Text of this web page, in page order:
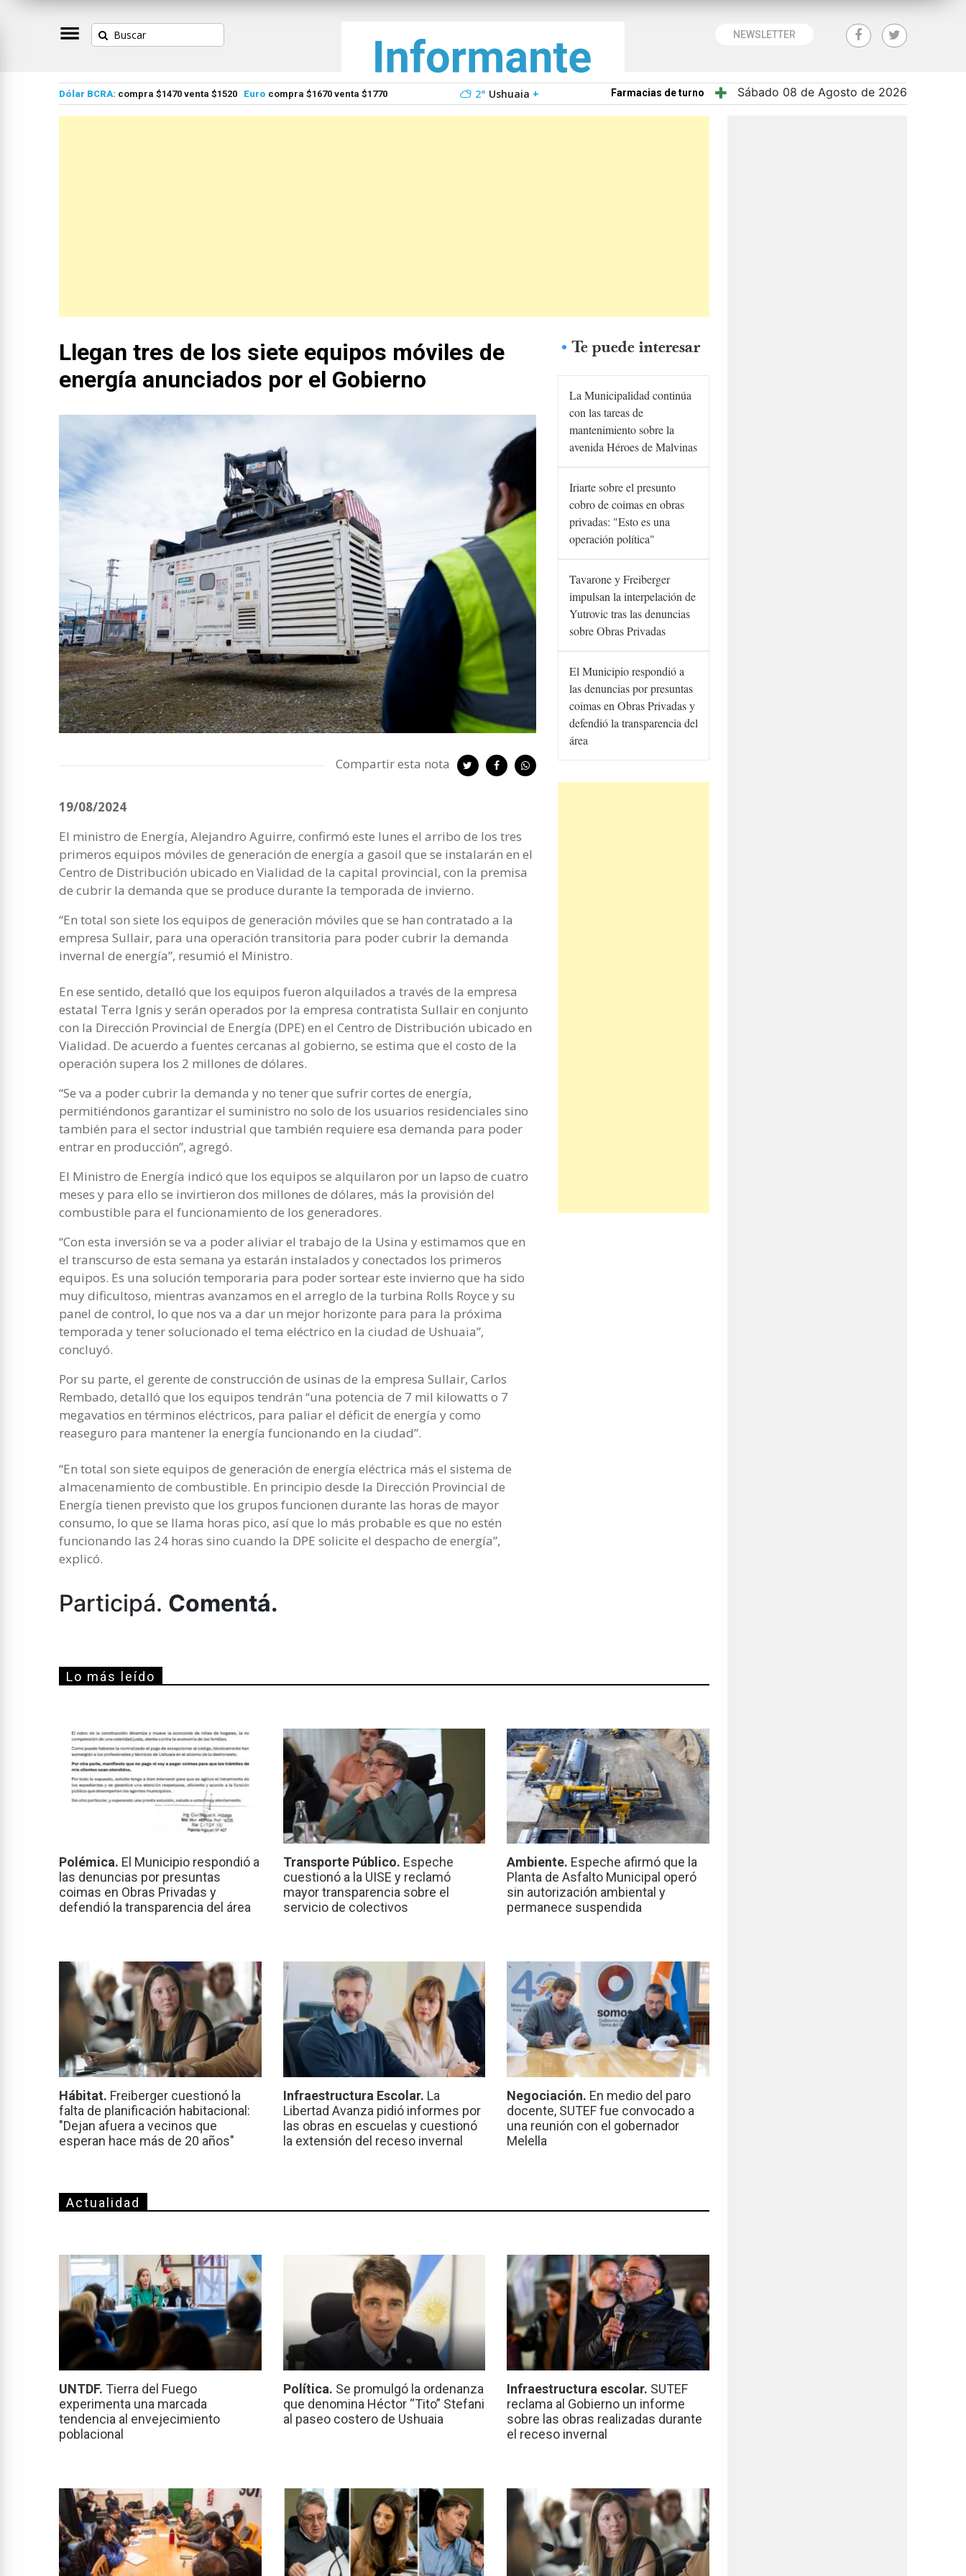
NEWSLETTER
Dólar BCRA: compra $1470 venta $1520 Euro compra $1670 venta $1770 2° Ushuaia + Farmacias de turno Sábado 08 de Agosto de 2026
Llegan tres de los siete equipos móviles de
energía anunciados por el Gobierno
Compartir esta nota
19/08/2024
El ministro de Energía, Alejandro Aguirre, confirmó este lunes el arribo de los tres
primeros equipos móviles de generación de energía a gasoil que se instalarán en el
Centro de Distribución ubicado en Vialidad de la capital provincial, con la premisa
de cubrir la demanda que se produce durante la temporada de invierno.
“En total son siete los equipos de generación móviles que se han contratado a la
empresa Sullair, para una operación transitoria para poder cubrir la demanda
invernal de energía”, resumió el Ministro.
En ese sentido, detalló que los equipos fueron alquilados a través de la empresa
estatal Terra Ignis y serán operados por la empresa contratista Sullair en conjunto
con la Dirección Provincial de Energía (DPE) en el Centro de Distribución ubicado en
Vialidad. De acuerdo a fuentes cercanas al gobierno, se estima que el costo de la
operación supera los 2 millones de dólares.
“Se va a poder cubrir la demanda y no tener que sufrir cortes de energía,
permitiéndonos garantizar el suministro no solo de los usuarios residenciales sino
también para el sector industrial que también requiere esa demanda para poder
entrar en producción”, agregó.
El Ministro de Energía indicó que los equipos se alquilaron por un lapso de cuatro
meses y para ello se invirtieron dos millones de dólares, más la provisión del
combustible para el funcionamiento de los generadores.
“Con esta inversión se va a poder aliviar el trabajo de la Usina y estimamos que en
el transcurso de esta semana ya estarán instalados y conectados los primeros
equipos. Es una solución temporaria para poder sortear este invierno que ha sido
muy dificultoso, mientras avanzamos en el arreglo de la turbina Rolls Royce y su
panel de control, lo que nos va a dar un mejor horizonte para para la próxima
temporada y tener solucionado el tema eléctrico en la ciudad de Ushuaia”,
concluyó.
Por su parte, el gerente de construcción de usinas de la empresa Sullair, Carlos
Rembado, detalló que los equipos tendrán “una potencia de 7 mil kilowatts o 7
megavatios en términos eléctricos, para paliar el déficit de energía y como
reaseguro para mantener la energía funcionando en la ciudad”.
“En total son siete equipos de generación de energía eléctrica más el sistema de
almacenamiento de combustible. En principio desde la Dirección Provincial de
Energía tienen previsto que los grupos funcionen durante las horas de mayor
consumo, lo que se llama horas pico, así que lo más probable es que no estén
funcionando las 24 horas sino cuando la DPE solicite el despacho de energía”,
explicó.
Te puede interesar
La Municipalidad continúa
con las tareas de
mantenimiento sobre la
avenida Héroes de Malvinas
Iriarte sobre el presunto
cobro de coimas en obras
privadas: "Esto es una
operación política"
Tavarone y Freiberger
impulsan la interpelación de
Yutrovic tras las denuncias
sobre Obras Privadas
El Municipio respondió a
las denuncias por presuntas
coimas en Obras Privadas y
defendió la transparencia del
área
Participá. Comentá.
Lo más leído
Polémica. El Municipio respondió a
las denuncias por presuntas
coimas en Obras Privadas y
defendió la transparencia del área
Transporte Público. Espeche
cuestionó a la UISE y reclamó
mayor transparencia sobre el
servicio de colectivos
Ambiente. Espeche afirmó que la
Planta de Asfalto Municipal operó
sin autorización ambiental y
permanece suspendida
Hábitat. Freiberger cuestionó la
falta de planificación habitacional:
"Dejan afuera a vecinos que
esperan hace más de 20 años"
Infraestructura Escolar. La
Libertad Avanza pidió informes por
las obras en escuelas y cuestionó
la extensión del receso invernal
Negociación. En medio del paro
docente, SUTEF fue convocado a
una reunión con el gobernador
Melella
Actualidad
UNTDF. Tierra del Fuego
experimenta una marcada
tendencia al envejecimiento
poblacional
Política. Se promulgó la ordenanza
que denomina Héctor “Tito” Stefani
al paseo costero de Ushuaia
Infraestructura escolar. SUTEF
reclama al Gobierno un informe
sobre las obras realizadas durante
el receso invernal